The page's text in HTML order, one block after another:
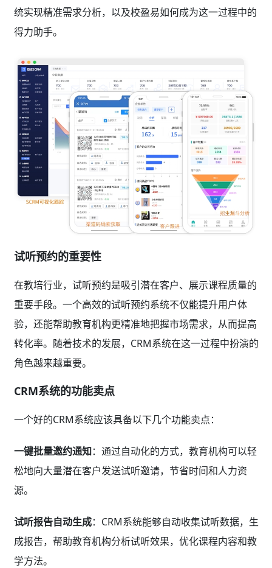
统实现精准需求分析，以及校盈易如何成为这一过程中的
得力助手。
试听预约的重要性
在教培行业，试听预约是吸引潜在客户、展示课程质量的
重要手段。一个高效的试听预约系统不仅能提升用户体
验，还能帮助教育机构更精准地把握市场需求，从而提高
转化率。随着技术的发展，CRM系统在这一过程中扮演的
角色越来越重要。
CRM系统的功能卖点
一个好的CRM系统应该具备以下几个功能卖点：
一键批量邀约通知：通过自动化的方式，教育机构可以轻
松地向大量潜在客户发送试听邀请，节省时间和人力资
源。
试听报告自动生成：CRM系统能够自动收集试听数据，生
成报告，帮助教育机构分析试听效果，优化课程内容和教
学方法。